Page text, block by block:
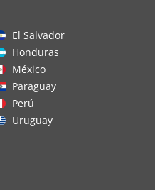
El Salvador
Honduras
México
Paraguay
Perú
Uruguay